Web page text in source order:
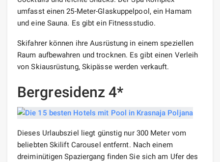
umfasst einen 25-Meter-Glaskuppelpool, ein Hamam
und eine Sauna. Es gibt ein Fitnessstudio.
Skifahrer können ihre Ausrüstung in einem speziellen
Raum aufbewahren und trocknen. Es gibt einen Verleih
von Skiausrüstung, Skipässe werden verkauft.
Bergresidenz 4*
Dieses Urlaubsziel liegt günstig nur 300 Meter vom
beliebten Skilift Carousel entfernt. Nach einem
dreiminütigen Spaziergang finden Sie sich am Ufer des